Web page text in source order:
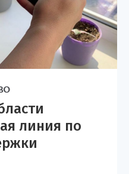
линия по